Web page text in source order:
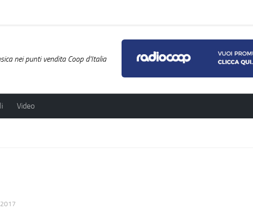
nei punti vendita Coop d'Italia
Video